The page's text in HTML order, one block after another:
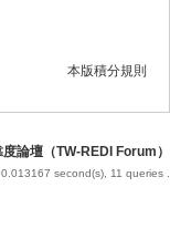
本版積分規則
論壇（TW-REDI Forum）
second(s), 11 queries .